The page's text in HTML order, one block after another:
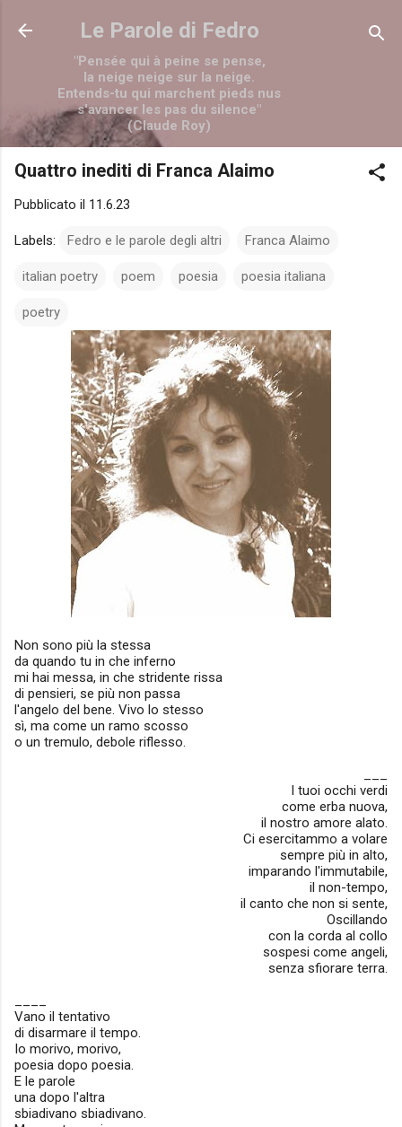
Passa ai contenuti principali
Le Parole di Fedro
"Pensée qui à peine se pense,
la neige neige sur la neige.
Entends-tu qui marchent pieds nus
s'avancer les pas du silence"
(Claude Roy)
Quattro inediti di Franca Alaimo
Pubblicato il 11.6.23
Labels: Fedro e le parole degli altri Franca Alaimo
italian poetry poem poesia poesia italiana
poetry
Non sono più la stessa
da quando tu in che inferno
mi hai messa, in che stridente rissa
di pensieri, se più non passa
l'angelo del bene. Vivo lo stesso
sì, ma come un ramo scosso
o un tremulo, debole riflesso.
I tuoi occhi verdi
come erba nuova,
il nostro amore alato.
Ci esercitammo a volare
sempre più in alto,
imparando l'immutabile,
il non-tempo,
il canto che non si sente,
Oscillando
con la corda al collo
sospesi come angeli,
senza sfiorare terra.
Vano il tentativo
di disarmare il tempo.
Io morivo, morivo,
poesia dopo poesia.
E le parole
una dopo l'altra
sbiadivano sbiadivano.